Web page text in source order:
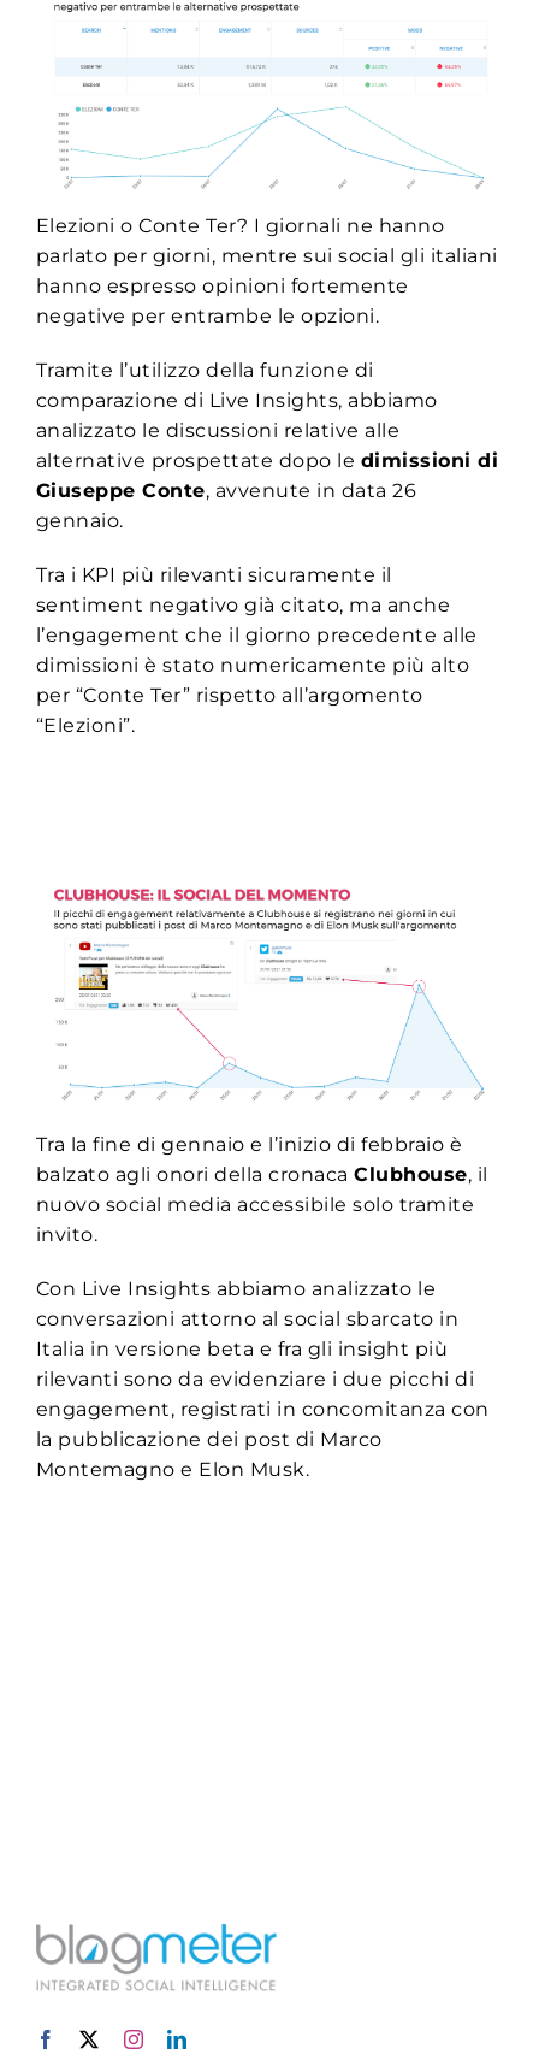
Elezioni o Conte Ter? I giornali ne hanno
parlato per giorni, mentre sui social gli italiani
hanno espresso opinioni fortemente
negative per entrambe le opzioni.
Tramite l’utilizzo della funzione di
comparazione di Live Insights, abbiamo
analizzato le discussioni relative alle
alternative prospettate dopo le dimissioni di
Giuseppe Conte, avvenute in data 26
gennaio.
Tra i KPI più rilevanti sicuramente il
sentiment negativo già citato, ma anche
l’engagement che il giorno precedente alle
dimissioni è stato numericamente più alto
per “Conte Ter” rispetto all’argomento
“Elezioni”.
Tra la fine di gennaio e l’inizio di febbraio è
balzato agli onori della cronacaClubhouse, il
nuovo social media accessibile solo tramite
invito.
Con Live Insights abbiamo analizzato le
conversazioni attorno al social sbarcato in
Italia in versione beta e fra gli insight più
rilevanti sono da evidenziare i due picchi di
engagement, registrati in concomitanza con
la pubblicazione dei post di Marco
Montemagno e Elon Musk.